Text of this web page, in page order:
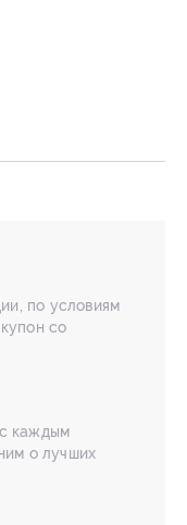
по условиям
со
каждым
о лучших